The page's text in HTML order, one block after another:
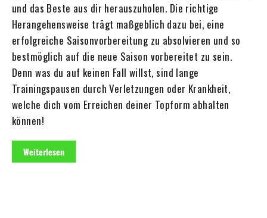
und das Beste aus dir herauszuholen. Die richtige
Herangehensweise trägt maßgeblich dazu bei, eine
erfolgreiche Saisonvorbereitung zu absolvieren und so
bestmöglich auf die neue Saison vorbereitet zu sein.
Denn was du auf keinen Fall willst, sind lange
Trainingspausen durch Verletzungen oder Krankheit,
welche dich vom Erreichen deiner Topform abhalten
können!
Weiterlesen